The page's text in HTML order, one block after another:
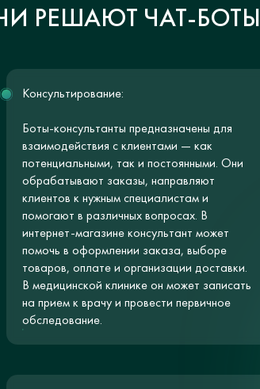
РЕШАЮТ ЧАТ-БОТЫ
Консультирование:
Боты-консультанты предназначены для
взаимодействия с клиентами — как
потенциальными, так и постоянными. Они
обрабатывают заказы, направляют
клиентов к нужным специалистам и
помогают в различных вопросах. В
интернет-магазине консультант может
помочь в оформлении заказа, выборе
товаров, оплате и организации доставки.
В медицинской клинике он может записать
на прием к врачу и провести первичное
обследование.